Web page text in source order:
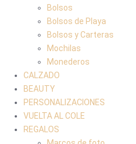
Bolsos
Bolsos de Playa
Bolsos y Carteras
Mochilas
Monederos
CALZADO
BEAUTY
PERSONALIZACIONES
VUELTA AL COLE
REGALOS